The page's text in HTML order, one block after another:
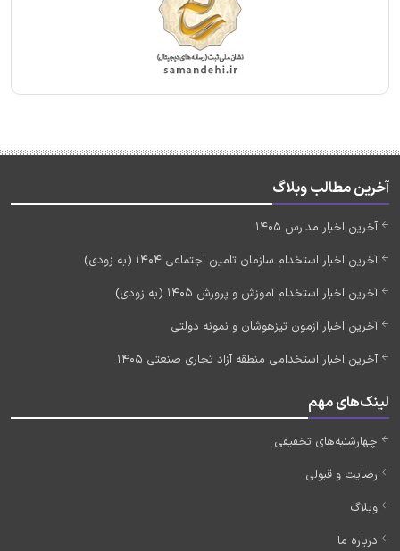
آخرین مطالب وبلاگ
آخرین اخبار مدارس 1405
آخرین اخبار استخدام سازمان تامین اجتماعی 1404 (به زودی)
آخرین اخبار استخدام آموزش و پرورش 1405 (به زودی)
آخرین اخبار آزمون تیزهوشان و نمونه دولتی
آخرین اخبار استخدامی منطقه آزاد تجاری صنعتی 1405
لینک‌های مهم
چهارشنبه‌های تخفیفی
رضایت و قبولی
وبلاگ
درباره ما